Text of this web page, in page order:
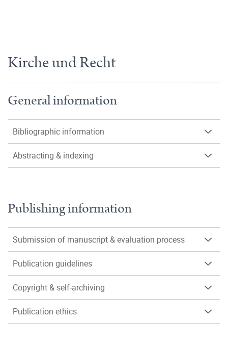
Kirche und Recht
General information
Bibliographic information
Abstracting & indexing
Publishing information
Submission of manuscript & evaluation process
Publication guidelines
Copyright & self-archiving
Publication ethics